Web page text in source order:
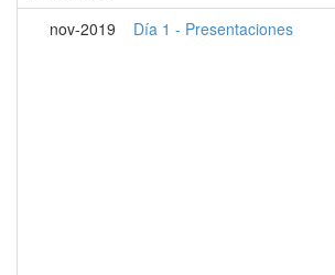
nov-2019 Día 1 - Presentaciones